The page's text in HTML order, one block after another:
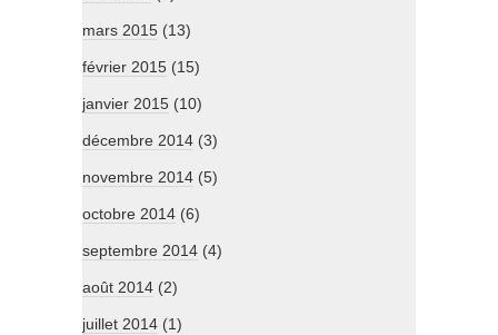
mars 2015 (13)
février 2015 (15)
janvier 2015 (10)
décembre 2014 (3)
novembre 2014 (5)
octobre 2014 (6)
septembre 2014 (4)
août 2014 (2)
juillet 2014 (1)